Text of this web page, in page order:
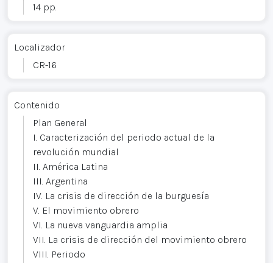
14 pp.
Localizador
CR-16
Contenido
Plan General
I. Caracterización del periodo actual de la
revolución mundial
II. América Latina
III. Argentina
IV. La crisis de dirección de la burguesía
V. El movimiento obrero
VI. La nueva vanguardia amplia
VII. La crisis de dirección del movimiento obrero
VIII. Periodo